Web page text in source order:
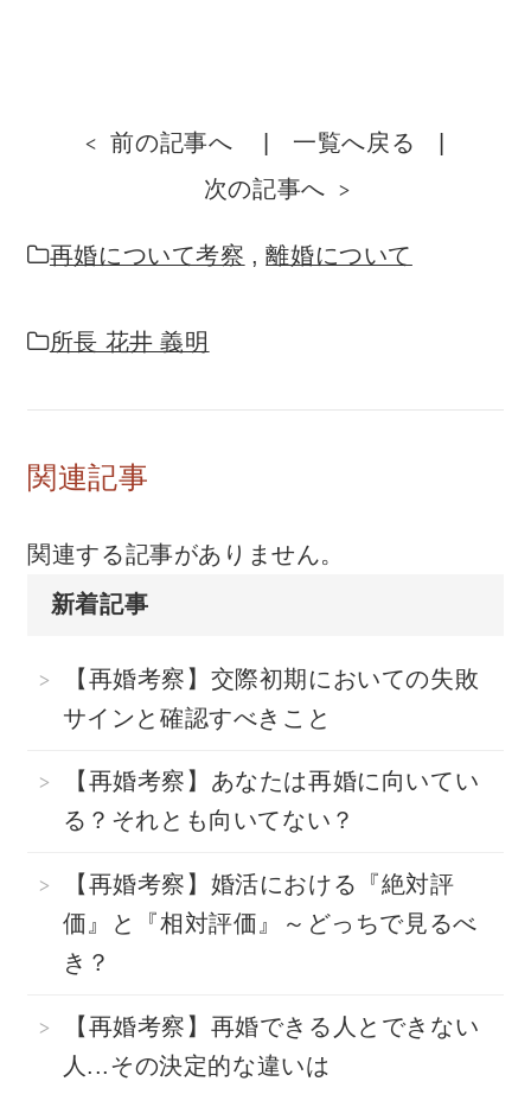
前の記事へ
一覧へ戻る
次の記事へ
再婚について考察 ,離婚について
所長 花井 義明
関連記事
関連する記事がありません。
新着記事
【再婚考察】交際初期においての失敗
サインと確認すべきこと
【再婚考察】あなたは再婚に向いてい
る？それとも向いてない？
【再婚考察】婚活における『絶対評
価』と『相対評価』～どっちで見るべ
き？
【再婚考察】再婚できる人とできない
人...その決定的な違いは